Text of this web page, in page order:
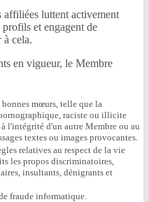
affiliées luttent activement
et engagent de
à cela.
en vigueur, le Membre
bonnes mœurs, telle que la
raciste ou illicite
l'intégrité d'un autre Membre ou au
textes ou images provocantes.
relatives au respect de la vie
les propos discriminatoires,
insultants, dénigrants et
fraude informatique.